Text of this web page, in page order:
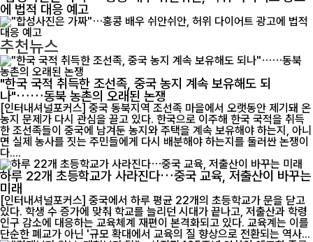
에 법적 대응 예고
추천뉴스
"한국 국적 취득한 조선족, 중국 농지 계속 보유해도 되
나"……동북 농촌의 오래된 논쟁
[인터내셔널포커스] 중국 동북지역 조선족 마을에서 오랫동안 제기돼 온
농지 문제가 다시 관심을 끌고 있다. 한국으로 이주해 한국 국적을 취득
한 조선족들이 중국에 남겨둔 농지와 주택을 계속 보유해야 하는지, 아니
면 실제 농사를 짓는 주민들에게 다시 배분해야 하는지를 둘러싼 논쟁이
다....
하루 22개 초등학교가 사라진다…중국 교육, 저출산이 바꾸는
미래
[인터내셔널포커스] 중국에서 하루 평균 22개의 초등학교가 문을 닫고
있다. 학생 수 증가에 맞춰 학교를 늘리던 시대가 끝나고, 저출산과 학령
인구 감소에 대응하는 교육체계 재편이 본격화되고 있다. 교육계는 이를
단순한 폐교가 아닌 '규모 확대에서 교육의 질 향상으로 전환되는 역사...